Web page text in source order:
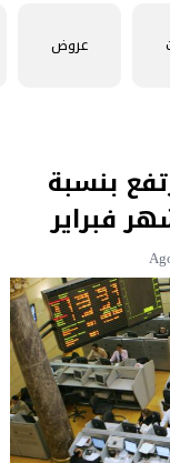
عروض
بنسبة